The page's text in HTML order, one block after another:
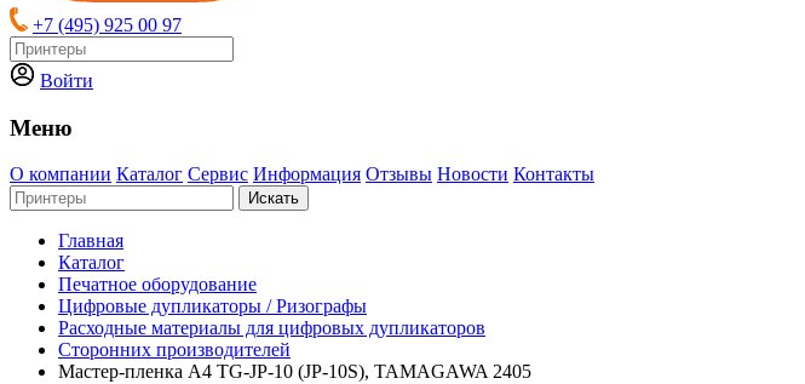
+7 (495) 925 00 97
Войти
Меню
О компании Каталог Сервис Информация Отзывы Новости Контакты
Искать
Главная
Каталог
Печатное оборудование
Цифровые дупликаторы / Ризографы
Расходные материалы для цифровых дупликаторов
Сторонних производителей
Мастер-пленка А4 TG-JP-10 (JP-10S), TAMAGAWA 2405